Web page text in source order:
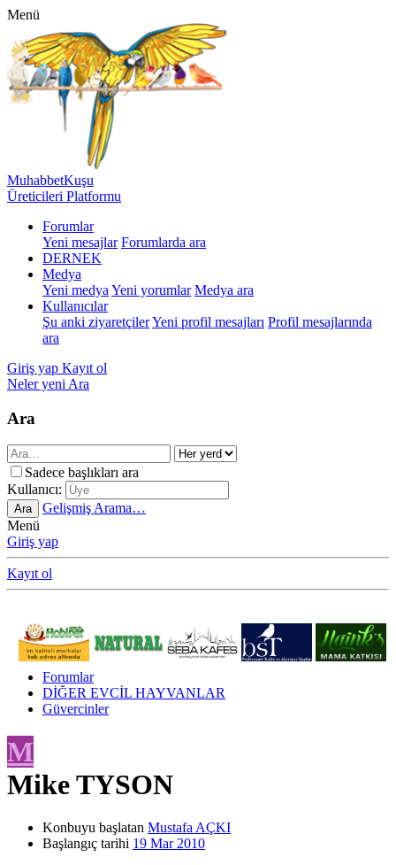
Menü
MuhabbetKuşu
Üreticileri Platformu
Forumlar
Yeni mesajlar Forumlarda ara
DERNEK
Medya
Yeni medya Yeni yorumlar Medya ara
Kullanıcılar
Şu anki ziyaretçilerYeni profil mesajları Profil mesajlarında
ara
Giriş yap Kayıt ol
Neler yeni Ara
Ara
Sadece başlıkları ara
Kullanıcı:
Ara
Gelişmiş Arama…
Menü
Giriş yap
Kayıt ol
Forumlar
DİĞER EVCİL HAYVANLAR
Güvercinler
M
Mike TYSON
Konbuyu başlatan Mustafa AÇKI
Başlangıç tarihi 19 Mar 2010